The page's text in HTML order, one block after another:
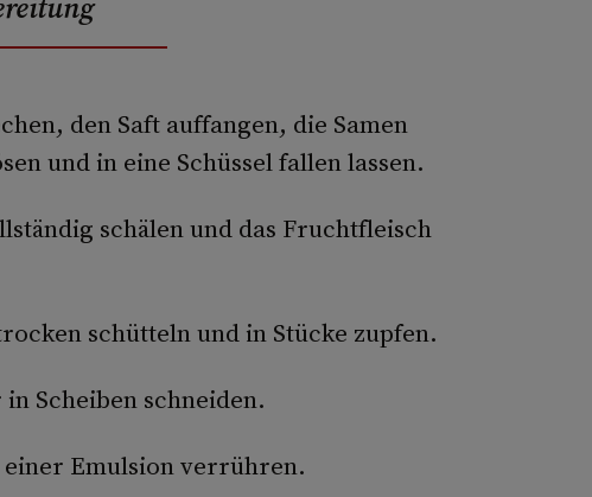
den Saft auffangen, die Samen
und in eine Schüssel fallen lassen.
schälen und das Fruchtfleisch
schütteln und in Stücke zupfen.
Scheiben schneiden.
Emulsion verrühren.